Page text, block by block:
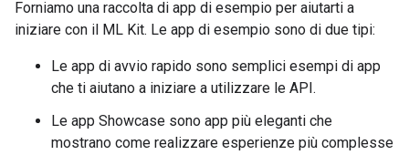
Forniamo una raccolta di app di esempio per aiutarti a
iniziare con il ML Kit. Le app di esempio sono di due tipi:
Le app di avvio rapido sono semplici esempi di app
che ti aiutano a iniziare a utilizzare le API.
Le app Showcase sono app più eleganti che
mostrano come realizzare esperienze più complesse